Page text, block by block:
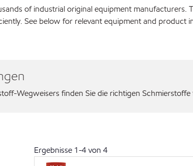
of industrial original equipment
See below for relevant equipment and product
Wegweisers finden Sie die richtigen
Ergebnisse 1-4von 4